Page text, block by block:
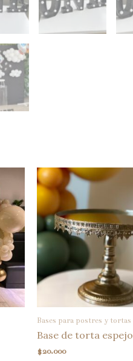
Bases para postres y tortas
Base de torta espejo
$20.000